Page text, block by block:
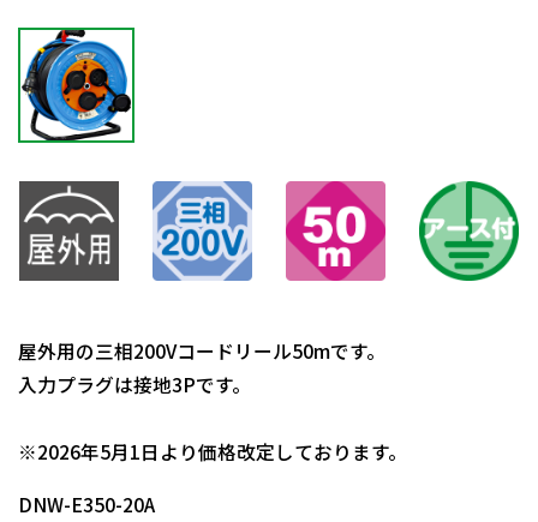
屋外用の三相200Vコードリール50mです。
入力プラグは接地3Pです。
※2026年5月1日より価格改定しております。
DNW-E350-20A